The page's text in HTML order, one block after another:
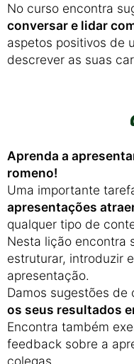
No curso encontra
conversar e lidar
aspetos positivos de
descrever as suas
Aprenda a
romeno!
Uma importante
apresentações
qualquer tipo de
Nesta lição encontra
estruturar, introduzir
apresentação.
Damos sugestões de
os seus resultados
Encontra também
feedback sobre a